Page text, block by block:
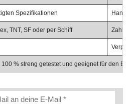
Spezifikationen
TNT, SF oder per Schiff
% streng getestet und geeignet für den